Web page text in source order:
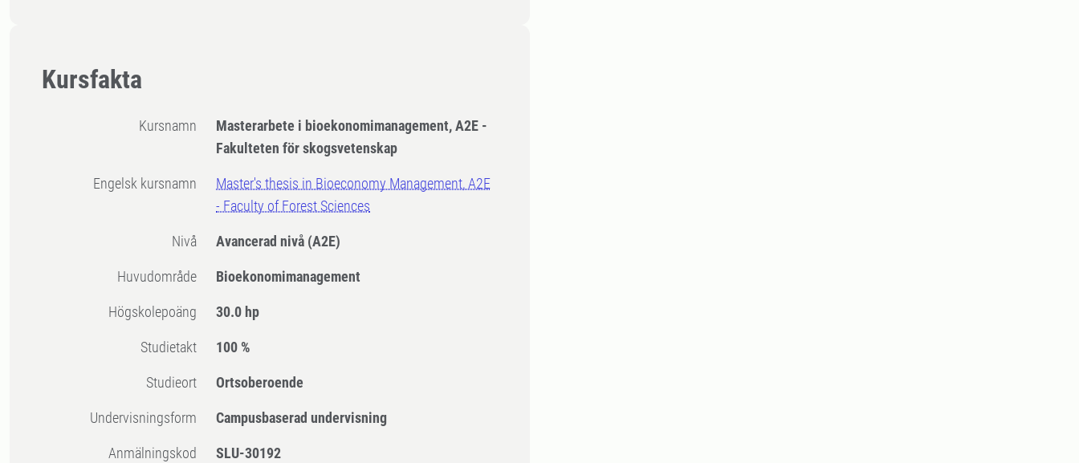
Kursfakta
Kursnamn
Masterarbete i bioekonomimanagement, A2E -
Fakulteten för skogsvetenskap
Engelsk kursnamn
Master's thesis in Bioeconomy Management, A2E
- Faculty of Forest Sciences
Nivå Avancerad nivå (A2E)
Huvudområde Bioekonomimanagement
högskolepoäng 30.0 hp
Studietakt 100 %
Studieort Ortsoberoende
Undervisningsform Campusbaserad undervisning
Anmälningskod SLU-30192